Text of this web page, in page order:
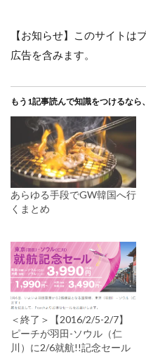
【お知らせ】このサイトは
広告を含みます。
もう1記事読んで知識をつけるなら
あらゆる手段でGW韓国へ行
くまとめ
＜終了＞【2016/2/5-2/7】
ピーチが羽田-ソウル（仁
川）に2/6就航!!記念セール